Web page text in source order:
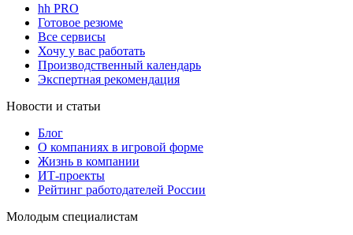
hh PRO
Готовое резюме
Все сервисы
Хочу у вас работать
Производственный календарь
Экспертная рекомендация
Новости и статьи
Блог
О компаниях в игровой форме
Жизнь в компании
ИТ-проекты
Рейтинг работодателей России
Молодым специалистам